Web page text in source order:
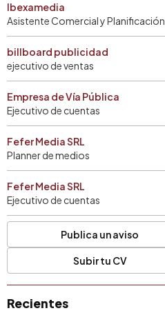
Ibexamedia
Asistente Comercial y Planificación
billboard publicidad
ejecutivo de ventas
Empresa de Vía Pública
Ejecutivo de cuentas
Fefer Media SRL
Planner de medios
Fefer Media SRL
Ejecutivo de cuentas
Publica un aviso
Subir tu CV
Recientes